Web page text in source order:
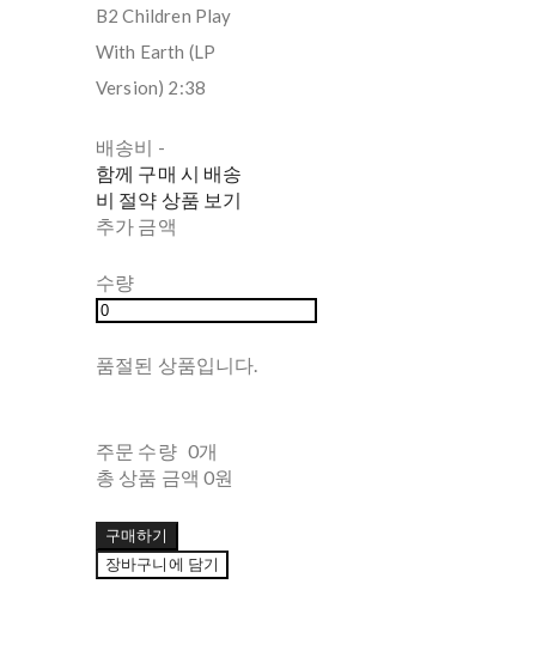
B2 Children Play
With Earth (LP
Version) 2:38
배송비 -
함께 구매 시 배송
비 절약 상품 보기
추가 금액
수량
품절된 상품입니다.
주문 수량 0개
총 상품 금액 0원
구매하기
장바구니에 담기